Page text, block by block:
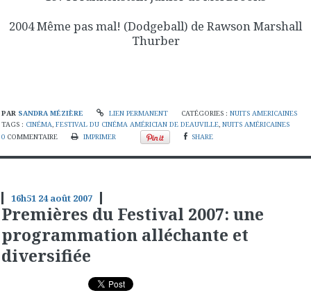
2004 Même pas mal! (Dodgeball) de Rawson Marshall
Thurber
PAR SANDRA MÉZIÈRE LIEN PERMANENT CATÉGORIES :NUITS AMERICAINES
TAGS : CINÉMA, FESTIVAL DU CINÉMA AMÉRICIAN DE DEAUVILLE, NUITS AMÉRICAINES
0 COMMENTAIRE IMPRIMER SHARE
16h51 24 août 2007
Premières du Festival 2007: une
programmation alléchante et
diversifiée